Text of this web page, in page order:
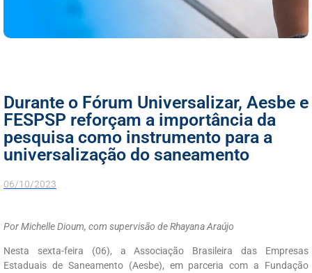
Durante o Fórum Universalizar, Aesbe e
FESPSP reforçam a importância da
pesquisa como instrumento para a
universalização do saneamento
06/10/2023
Por Michelle Dioum, com supervisão de Rhayana Araújo
Nesta sexta-feira (06), a Associação Brasileira das Empresas
Estaduais de Saneamento (Aesbe), em parceria com a Fundação